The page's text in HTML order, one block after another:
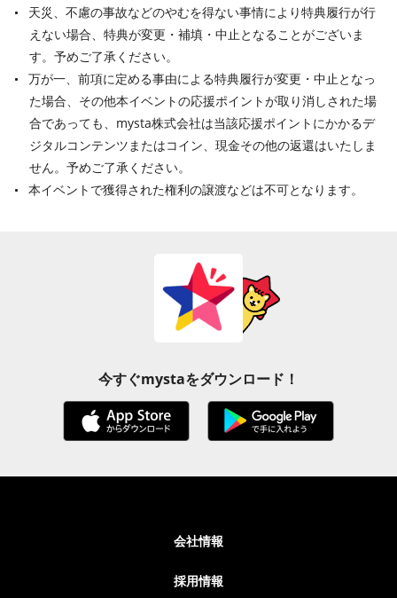
天災、不慮の事故などのやむを得ない事情により特典履行が行
えない場合、特典が変更・補填・中止となることがございま
す。予めご了承ください。
万が一、前項に定める事由による特典履行が変更・中止となっ
た場合、その他本イベントの応援ポイントが取り消しされた場
合であっても、mysta株式会社は当該応援ポイントにかかるデ
ジタルコンテンツまたはコイン、現金その他の返還はいたしま
せん。予めご了承ください。
本イベントで獲得された権利の譲渡などは不可となります。
今すぐmystaをダウンロード！
会社情報
採用情報